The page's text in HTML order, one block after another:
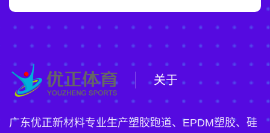
关于
广东优正新材料专业生产塑胶跑道、EPDM塑胶、硅